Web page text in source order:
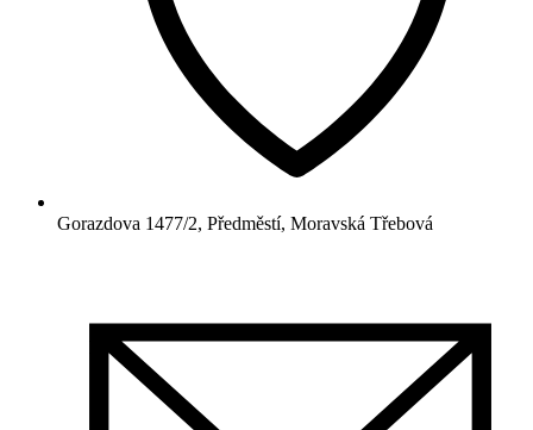
Gorazdova 1477/2, Předměstí, Moravská Třebová